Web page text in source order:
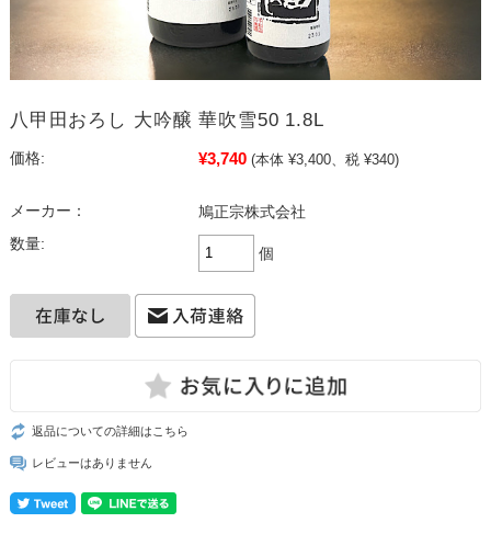
八甲田おろし 大吟醸 華吹雪50 1.8L
価格: ¥3,740 (本体 ¥3,400、税 ¥340)
メーカー：
鳩正宗株式会社
数量:
個
返品についての詳細はこちら
レビューはありません